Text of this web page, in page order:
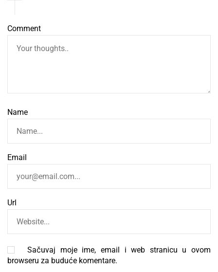
Comment
Name
Email
Url
Sačuvaj moje ime, email i web stranicu u ovom
browseru za buduće komentare.